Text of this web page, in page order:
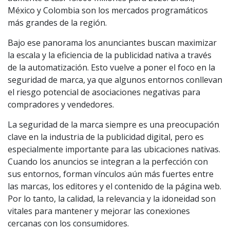
México y Colombia son los mercados programáticos
más grandes de la región.
Bajo ese panorama los anunciantes buscan maximizar
la escala y la eficiencia de la publicidad nativa a través
de la automatización. Esto vuelve a poner el foco en la
seguridad de marca, ya que algunos entornos conllevan
el riesgo potencial de asociaciones negativas para
compradores y vendedores.
La seguridad de la marca siempre es una preocupación
clave en la industria de la publicidad digital, pero es
especialmente importante para las ubicaciones nativas.
Cuando los anuncios se integran a la perfección con
sus entornos, forman vínculos aún más fuertes entre
las marcas, los editores y el contenido de la página web.
Por lo tanto, la calidad, la relevancia y la idoneidad son
vitales para mantener y mejorar las conexiones
cercanas con los consumidores.